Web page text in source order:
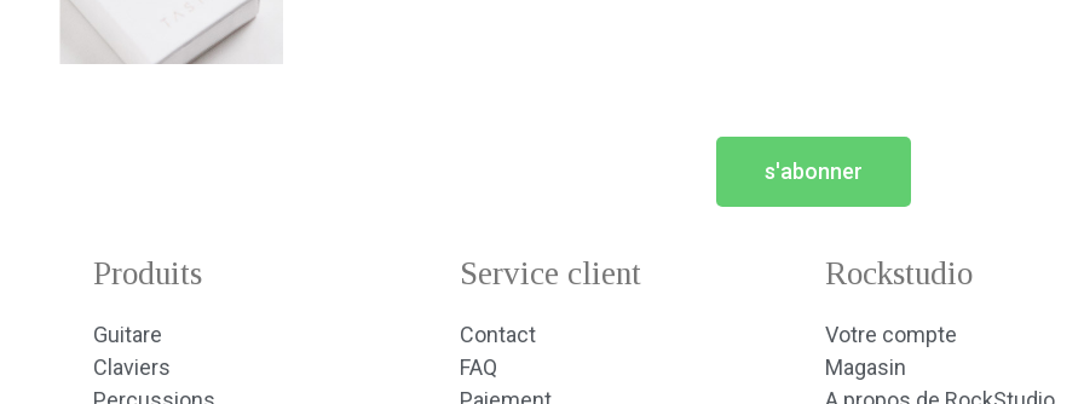
s'abonner
Produits
Guitare
Claviers
Service client
Contact
FAQ
Rockstudio
Votre compte
Magasin